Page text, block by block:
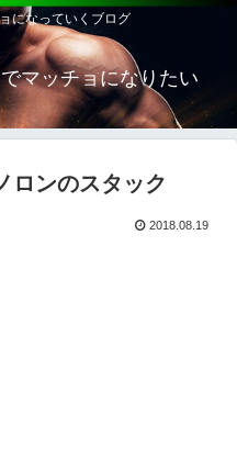
になっていくブログ
マッチョになりたい
ロンのスタック
2018.08.19